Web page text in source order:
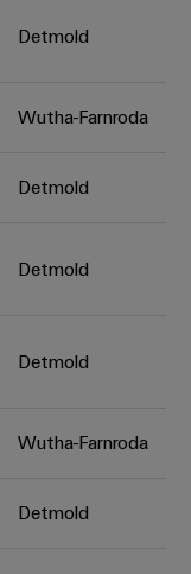
Entwicklung
Karriere auf
Detmold
Wutha-Farnroda
Detmold
Detmold
Detmold
Wutha-Farnroda
Detmold